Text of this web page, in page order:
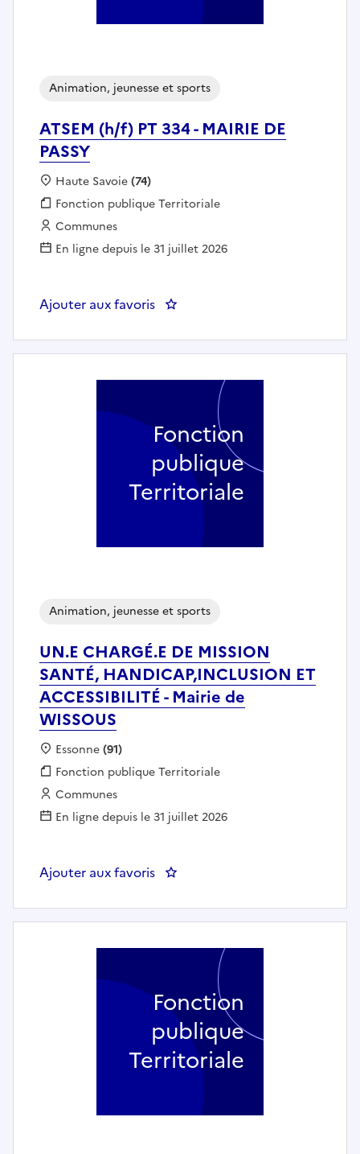
ATSEM (h/f) PT 334 - MAIRIE DE
PASSY
Animation, jeunesse et sports
Localisation :
Haute Savoie(74)
Fonction publique :
Fonction publique Territoriale
Employeur :
Communes
En ligne depuis le 31 juillet 2026
Ajouter aux favoris : ATSEM (h/f) PT 334 - MAIRIE DE
UN.E CHARGÉ.E DE MISSION
SANTÉ, HANDICAP,INCLUSION ET
ACCESSIBILITÉ - Mairie de
WISSOUS
Animation, jeunesse et sports
Localisation :
Essonne(91)
Fonction publique :
Fonction publique Territoriale
Employeur :
Communes
En ligne depuis le 31 juillet 2026
Ajouter aux favoris : UN.E CHARGÉ.E DE MISSION
Fonction
publique
Territoriale
Fonction
publique
Territoriale